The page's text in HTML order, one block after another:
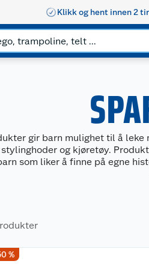
Klikk og hent innen 2
gir barn mulighet til å leke
og kjøretøy.
som liker å finne på egne
%